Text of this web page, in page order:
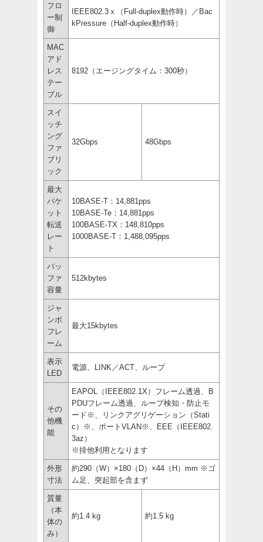
フロ
ー制
御
IEEE802.3ｘ（Full-duplex動作時）／Bac
kPressure（Half-duplex動作時）
MAC
アド
レス
テー
ブル
8192（エージングタイム：300秒）
スイ
ッチ
ング
ファ
ブリ
ック
32Gbps 48Gbps
最大
パケ
ット
転送
レー
ト
10BASE-T：14,881pps
10BASE-Te：14,881pps
100BASE-TX：148,810pps
1000BASE-T：1,488,095pps
バッ
ファ
容量
512kbytes
ジャ
ンボ
フレ
ーム
最大15kbytes
表示
LED
電源、LINK／ACT、ループ
その
他機
能
EAPOL（IEEE802.1X）フレーム透過、B
PDUフレーム透過、ループ検知・防止モ
ード※、リンクアグリゲーション（Stati
c）※、ポートVLAN※、EEE（IEEE802.
3az）
※排他利用となります
外形
寸法
約290（W）×180（D）×44（H）mm ※ゴ
ム足、突起部を含まず
質量
（本
体の
み）
約1.4 kg 約1.5 kg